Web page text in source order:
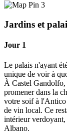
3
Jardins et
Jour 1
Le palais n'ayant
unique de voir à
À Castel Gandolfo,
promener dans la
votre soif à l'Antico
de vin local. Ce
intérieur
Albano.